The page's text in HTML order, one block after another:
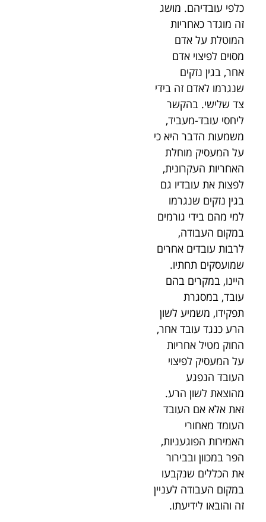
כלפי עובדיהם. מושג
זה מוגדר כאחריות
המוטלת על אדם
מסוים לפיצוי אדם
אחר, בגין נזקים
שנגרמו לאדם זה בידי
צד שלישי. בהקשר
ליחסי עובד-מעביד,
משמעות הדבר היא כי
על המעסיק מוחלת
האחריות העקרונית,
לפצות את עובדיו גם
בגין נזקים שנגרמו
למי מהם בידי גורמים
במקום העבודה,
לרבות עובדים אחרים
שמועסקים תחתיו.
היינו, במקרים בהם
עובד, במסגרת
תפקידו, משמיע לשון
הרע כנגד עובד אחר,
החוק מטיל אחריות
על המעסיק לפיצוי
העובד הנפגע
מהוצאת לשון הרע.
זאת אלא אם העובד
העומד מאחורי
האמירות הפוגעניות,
הפר במכוון ובבירור
את הכללים שנקבעו
במקום העבודה לעניין
זה והובאו לידיעתו.